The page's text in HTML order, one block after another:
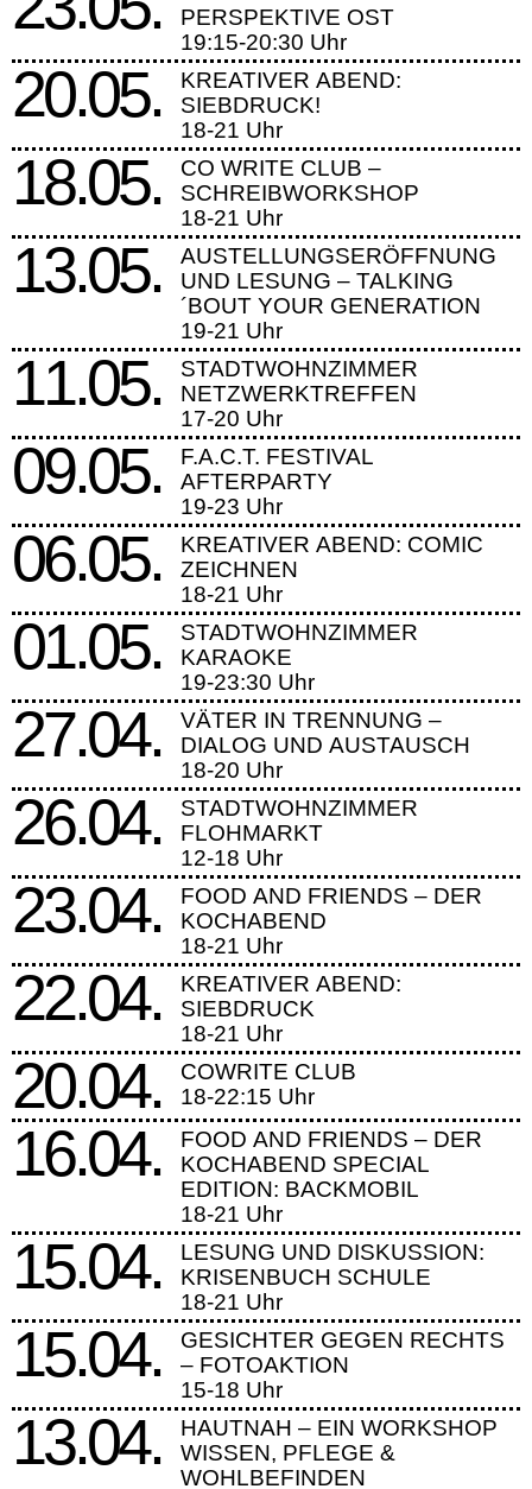
PERSPEKTIVE OST
19:15-20:30 Uhr
20.05.
KREATIVER ABEND:
SIEBDRUCK!
18-21 Uhr
18.05.
CO WRITE CLUB –
SCHREIBWORKSHOP
18-21 Uhr
13.05.
AUSTELLUNGSERÖFFNUNG
UND LESUNG – TALKING
´BOUT YOUR GENERATION
19-21 Uhr
11.05.
STADTWOHNZIMMER
NETZWERKTREFFEN
17-20 Uhr
09.05.
F.A.C.T. FESTIVAL
AFTERPARTY
19-23 Uhr
06.05.
KREATIVER ABEND: COMIC
ZEICHNEN
18-21 Uhr
01.05.
STADTWOHNZIMMER
KARAOKE
19-23:30 Uhr
27.04.
VÄTER IN TRENNUNG –
DIALOG UND AUSTAUSCH
18-20 Uhr
26.04.
STADTWOHNZIMMER
FLOHMARKT
12-18 Uhr
23.04.
FOOD AND FRIENDS – DER
KOCHABEND
18-21 Uhr
22.04.
KREATIVER ABEND:
SIEBDRUCK
18-21 Uhr
20.04.
COWRITE CLUB
18-22:15 Uhr
16.04.
FOOD AND FRIENDS – DER
KOCHABEND SPECIAL
EDITION: BACKMOBIL
18-21 Uhr
15.04.
LESUNG UND DISKUSSION:
KRISENBUCH SCHULE
18-21 Uhr
15.04.
GESICHTER GEGEN RECHTS
– FOTOAKTION
15-18 Uhr
13.04.
HAUTNAH – EIN WORKSHOP
WISSEN, PFLEGE &
WOHLBEFINDEN